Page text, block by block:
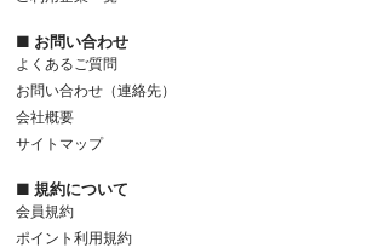
■ お問い合わせ
よくあるご質問
お問い合わせ（連絡先）
会社概要
サイトマップ
■ 規約について
会員規約
ポイント利用規約